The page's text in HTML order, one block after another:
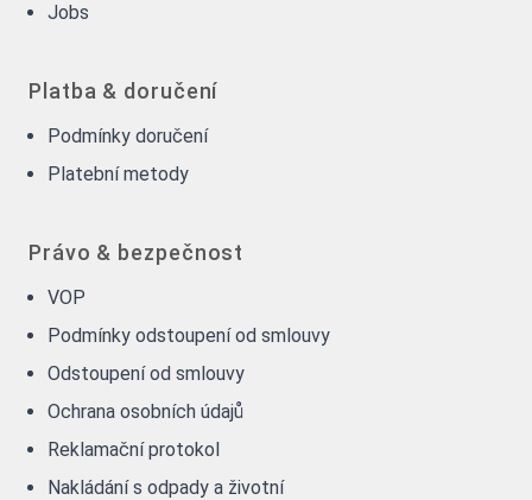
Jobs
Platba & doručení
Podmínky doručení
Platební metody
Právo & bezpečnost
VOP
Podmínky odstoupení od smlouvy
Odstoupení od smlouvy
Ochrana osobních údajů
Reklamační protokol
Nakládání s odpady a životní